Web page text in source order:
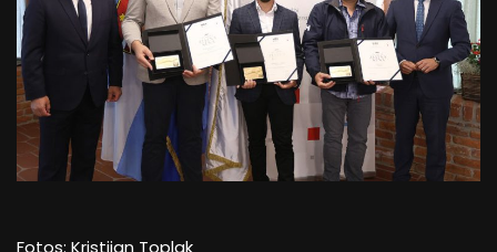
Fotos: Kristijan Toplak